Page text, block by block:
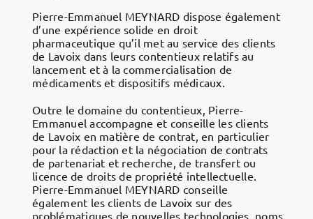
Pierre-Emmanuel MEYNARD dispose également
d’une expérience solide en droit
pharmaceutique qu’il met au service des clients
de Lavoix dans leurs contentieux relatifs au
lancement et à la commercialisation de
médicaments et dispositifs médicaux.
Outre le domaine du contentieux, Pierre-
Emmanuel accompagne et conseille les clients
de Lavoix en matière de contrat, en particulier
pour la rédaction et la négociation de contrats
de partenariat et recherche, de transfert ou
licence de droits de propriété intellectuelle.
Pierre-Emmanuel MEYNARD conseille
également les clients de Lavoix sur des
problématiques de nouvelles technologies, noms